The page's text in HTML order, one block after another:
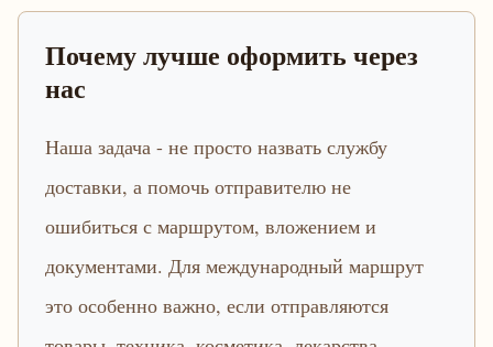
Почему лучше оформить через
нас
Наша задача - не просто назвать службу
доставки, а помочь отправителю не
ошибиться с маршрутом, вложением и
документами. Для международный маршрут
это особенно важно, если отправляются